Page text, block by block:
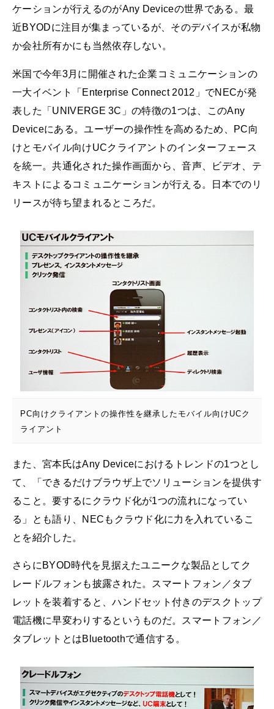
ケーションが行えるのがAny Deviceの世界である。最
近BYODに注目が集まっているが、そのデバイスが私物
か会社所有かにも当然依存しない。
米国で今年3月に開催された企業コミュニケーションの
一大イベント「Enterprise Connect 2012」でNECが発
表した「UNIVERGE 3C」の特徴の1つは、このAny
Deviceにある。ユーザーの操作性を高めるため、PC向
けとモバイル向けUCクライアントのインターフェース
を統一。共通化された操作画面から、音声、ビデオ、テ
キストによるコミュニケーションが行える。日本でのリ
リースが待ち望まれるところだ。
PC向けクライアントの操作性を継承したモバイル向けUCク
ライアント
また、宮本氏はAny Deviceにおけるトレンドの1つとし
て、「できるだけブラウザ上でソリューションを提供す
ること。要するにクラウド化が1つの流れになってい
る」とも語り、NECもクラウド化に力を入れているこ
とを紹介した。
さらにBYOD時代を見据えたユニークな製品としてク
レードルフォンも披露された。スマートフォン／タブ
レットを装着すると、ハンドセット付きのデスクトップ
電話機に早変わりするというものだ。スマートフォン／
タブレットとはBluetoothで通信する。